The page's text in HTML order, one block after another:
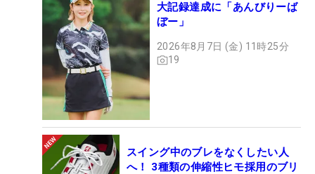
大記録達成に「あんびりーば
ぼー」
2026年8月7日 (金) 11時25分
19
スイング中のブレをなくしたい人
へ！ 3種類の伸縮性ヒモ採用のブリ